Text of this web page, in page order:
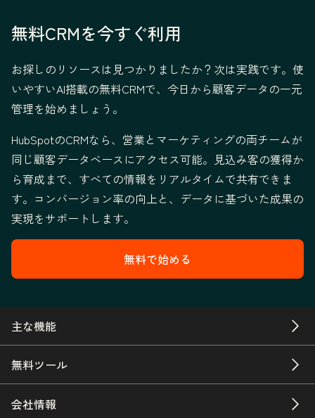
無料CRMを今すぐ利用
お探しのリソースは見つかりましたか？次は実践です。使
いやすいAI搭載の無料CRMで、今日から顧客データの一元
管理を始めましょう。
HubSpotのCRMなら、営業とマーケティングの両チームが
同じ顧客データベースにアクセス可能。見込み客の獲得か
ら育成まで、すべての情報をリアルタイムで共有できま
す。コンバージョン率の向上と、データに基づいた成果の
実現をサポートします。
無料で始める
主な機能
無料ツール
会社情報